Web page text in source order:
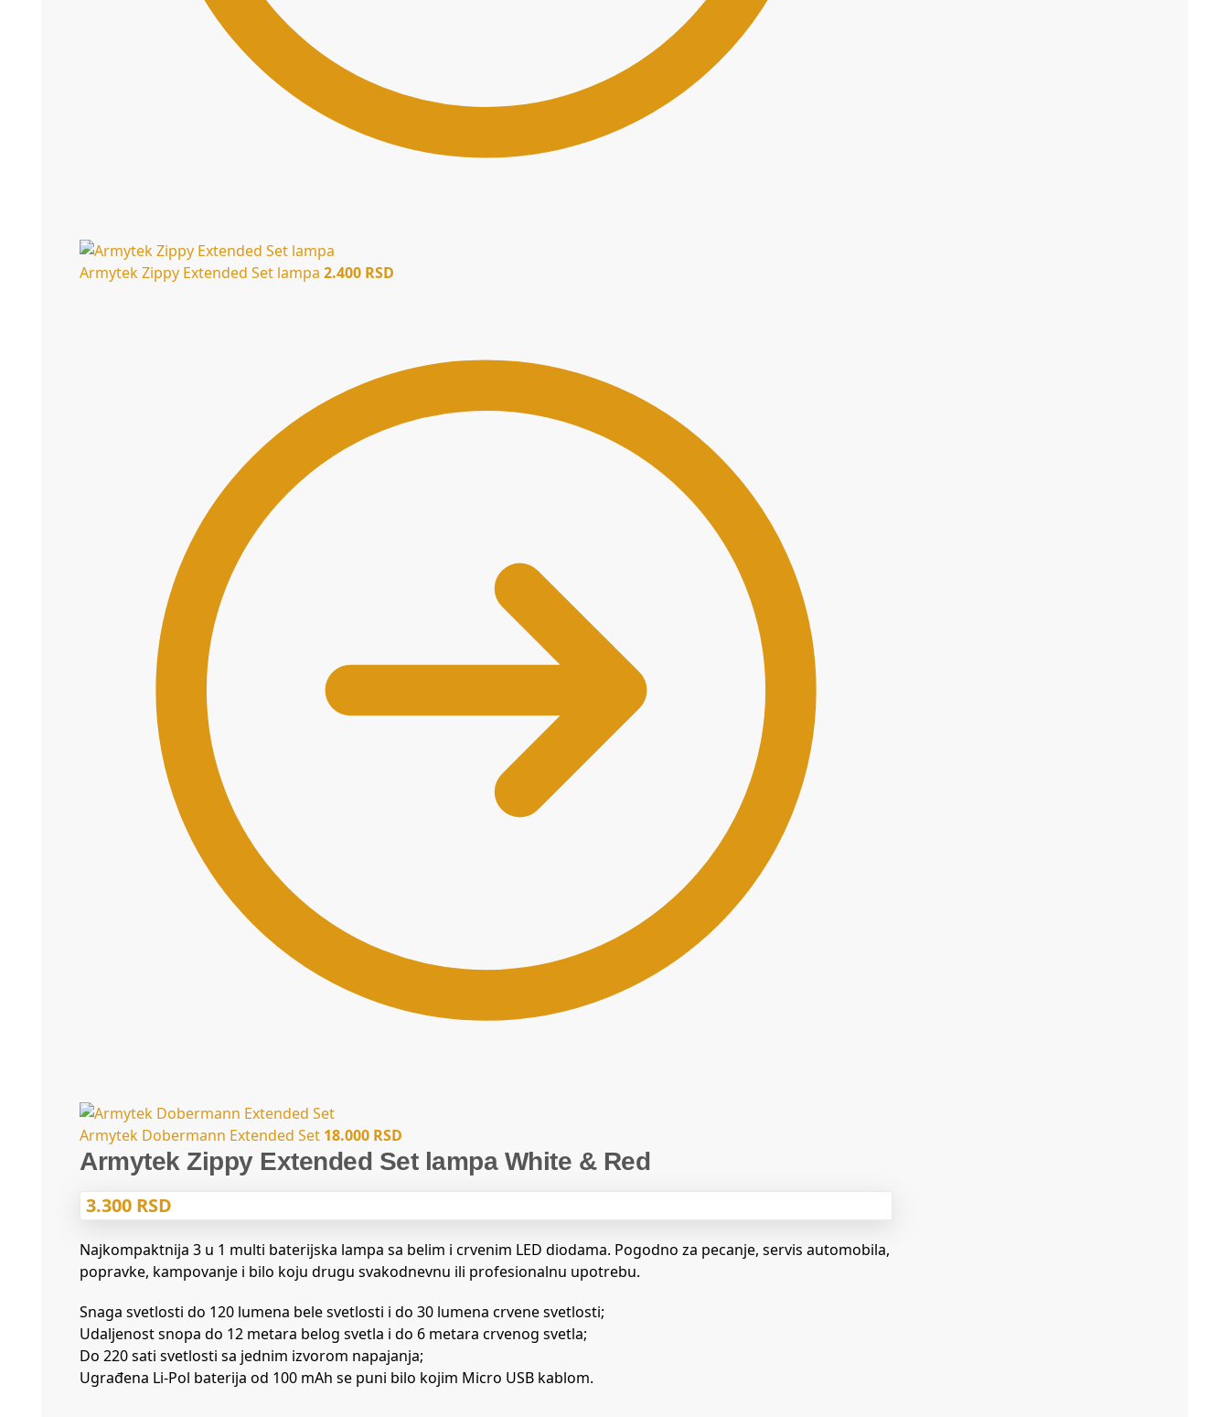
Armytek Zippy Extended Set lampa 2.400 RSD
Armytek Dobermann Extended Set 18.000 RSD
Armytek Zippy Extended Set lampa White & Red
3.300 RSD
Najkompaktnija 3 u 1 multi baterijska lampa sa belim i crvenim LED diodama. Pogodno za pecanje, servis automobila,
popravke, kampovanje i bilo koju drugu svakodnevnu ili profesionalnu upotrebu.
Snaga svetlosti do 120 lumena bele svetlosti i do 30 lumena crvene svetlosti;
Udaljenost snopa do 12 metara belog svetla i do 6 metara crvenog svetla;
Do 220 sati svetlosti sa jednim izvorom napajanja;
Ugrađena Li-Pol baterija od 100 mAh se puni bilo kojim Micro USB kablom.